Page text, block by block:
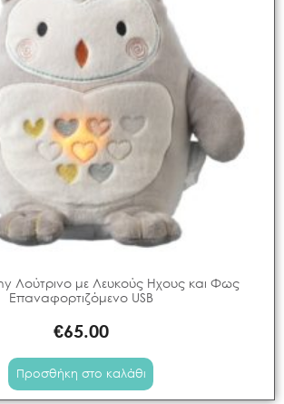
Λούτρινο με Λευκούς Ηχους και Φως
Επαναφορτιζόμενο USB
€65.00
Προσθήκη στο καλάθι